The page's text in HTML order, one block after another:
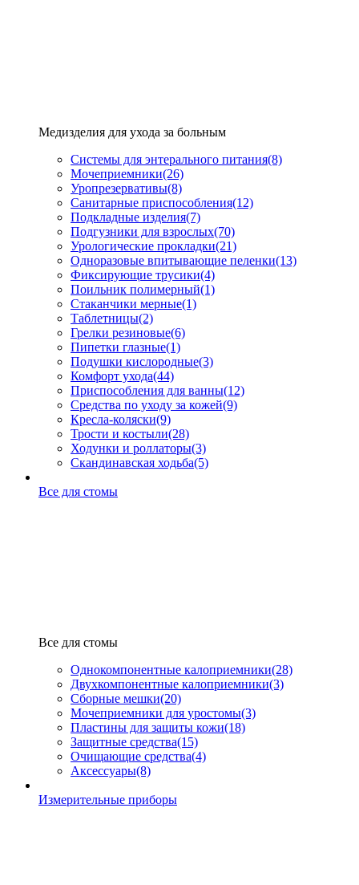
Медизделия для ухода за больным
Системы для энтерального питания(8)
Мочеприемники(26)
Уропрезервативы(8)
Санитарные приспособления(12)
Подкладные изделия(7)
Подгузники для взрослых(70)
Урологические прокладки(21)
Одноразовые впитывающие пеленки(13)
Фиксирующие трусики(4)
Поильник полимерный(1)
Стаканчики мерные(1)
Таблетницы(2)
Грелки резиновые(6)
Пипетки глазные(1)
Подушки кислородные(3)
Комфорт ухода(44)
Приспособления для ванны(12)
Средства по уходу за кожей(9)
Кресла-коляски(9)
Трости и костыли(28)
Ходунки и роллаторы(3)
Скандинавская ходьба(5)
Все для стомы
Все для стомы
Однокомпонентные калоприемники(28)
Двухкомпонентные калоприемники(3)
Сборные мешки(20)
Мочеприемники для уростомы(3)
Пластины для защиты кожи(18)
Защитные средства(15)
Очищающие средства(4)
Аксессуары(8)
Измерительные приборы